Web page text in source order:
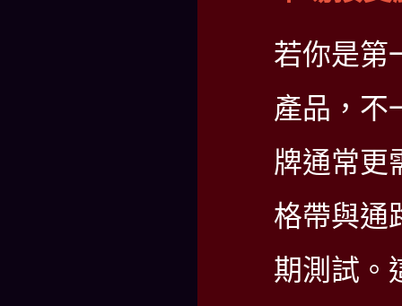
若你是第
產品，不
牌通常更
格帶與通
期測試。